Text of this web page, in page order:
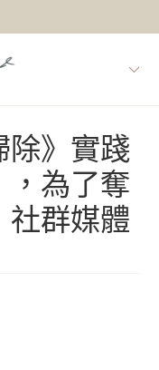
除》實踐
，為了奪
社群媒體